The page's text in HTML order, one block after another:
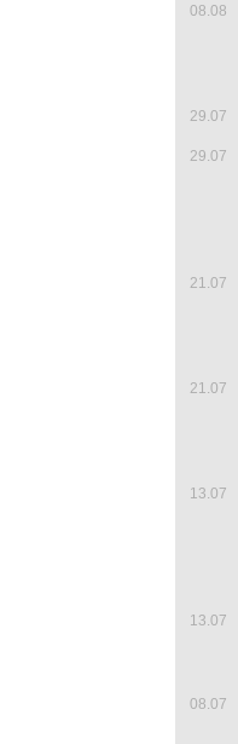
08.08
29.07
29.07
21.07
21.07
13.07
13.07
08.07